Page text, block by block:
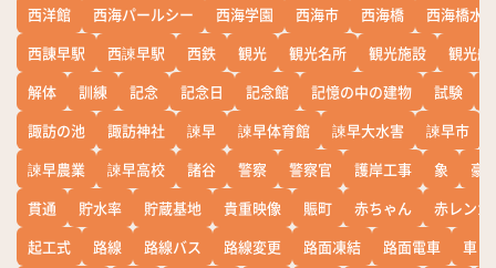
西洋館
西海パールシー 西海学園 西海市 西海橋
西海橋水
西諌早駅
西諫早駅 西鉄 観光 観光名所 観光施設
観光船
解体
訓練 記念 記念日 記念館 記憶の中の建物 試験
諏訪の池
諏訪神社 諫早 諫早体育館 諫早大水害 諫早市
諫早農業
諫早高校 諸谷 警察 警察官 護岸工事 象
豪
貫通
貯水率 貯蔵基地 貴重映像 賑町 赤ちゃん
赤レンガ
起工式
路線 路線バス 路線変更 路面凍結 路面電車
車